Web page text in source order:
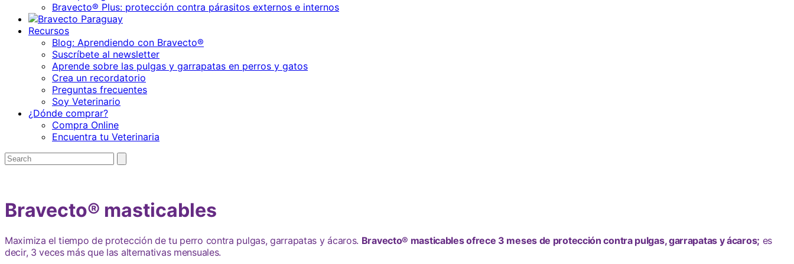
Bravecto® Plus: protección contra párasitos externos e internos
Recursos
Blog: Aprendiendo con Bravecto®
Suscríbete al newsletter
Aprende sobre las pulgas y garrapatas en perros y gatos
Crea un recordatorio
Preguntas frecuentes
Soy Veterinario
¿Dónde comprar?
Compra Online
Encuentra tu Veterinaria
Search
for:
search
Bravecto® masticables
Maximiza el tiempo de protección de tu perro contra pulgas, garrapatas y ácaros. Bravecto® masticables ofrece 3 meses de protección contra pulgas, garrapatas y ácaros; es
decir, 3 veces más que las alternativas mensuales.